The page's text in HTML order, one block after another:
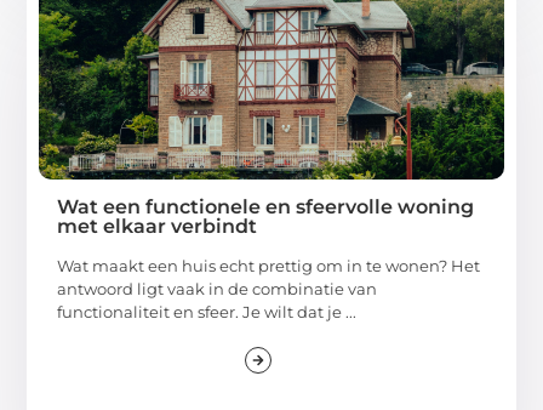
Wat een functionele en sfeervolle woning
met elkaar verbindt
Wat maakt een huis echt prettig om in te wonen? Het
antwoord ligt vaak in de combinatie van
functionaliteit en sfeer. Je wilt dat je ...